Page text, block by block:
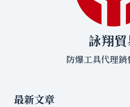
詠翔貿
防爆工具代理銷
最新文章